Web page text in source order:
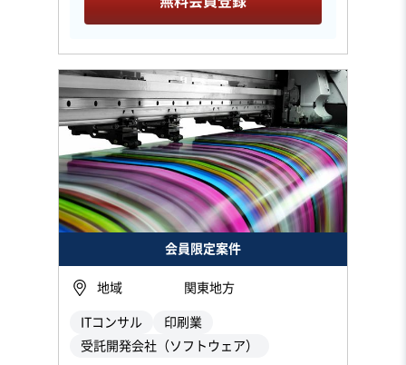
会員限定案件
地域 関東地方
ITコンサル
印刷業
受託開発会社（ソフトウェア）